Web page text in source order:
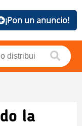
¡Pon un anuncio!
la